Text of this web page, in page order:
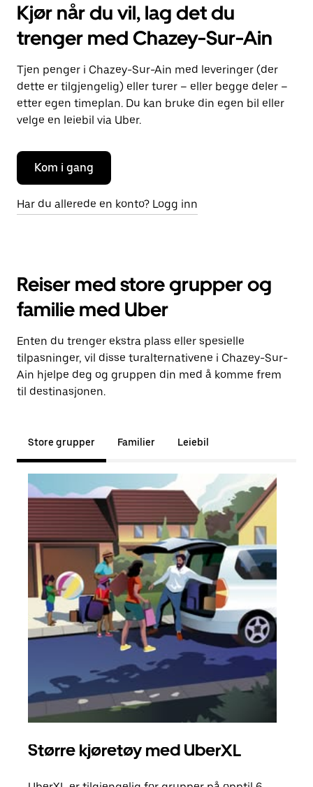
Kjør når du vil, lag det du
trenger med Chazey-Sur-Ain
Tjen penger i Chazey-Sur-Ain med leveringer (der
dette er tilgjengelig) eller turer – eller begge deler –
etter egen timeplan. Du kan bruke din egen bil eller
velge en leiebil via Uber.
Kom i gang
Har du allerede en konto? Logg inn
Reiser med store grupper og
familie med Uber
Enten du trenger ekstra plass eller spesielle
tilpasninger, vil disse turalternativene i Chazey-Sur-
Ain hjelpe deg og gruppen din med å komme frem
til destinasjonen.
Store grupper Familier Leiebil
Større kjøretøy med UberXL